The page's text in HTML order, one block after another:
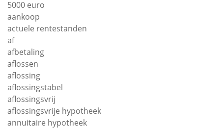
5000 euro
aankoop
actuele rentestanden
af
afbetaling
aflossen
aflossing
aflossingstabel
aflossingsvrij
aflossingsvrije hypotheek
annuitaire hypotheek